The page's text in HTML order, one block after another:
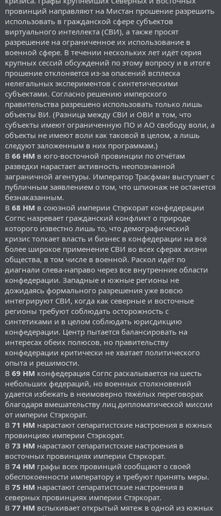
провинций направляют на Мистан прошение разрешить
использовать в гражданской сфере субъектов
виртуального интеллекта (СВИ), а также просят
разрешение на ограниченное их использование в
военной сфере. В течении нескольких лет идёт серия
крупных сессий обсуждений по этому вопросу и в итоге
прошение отклоняется из-за опасений всплеска
нелегальных экспериментов с синтетическими
субъектами. Согласно решению имперского
правительства разрешено использовать только лишь
объекты ВИ. (Разница между СВИ и ОВИ в том, что
субъекты имеют ограниченную ПО и АО свободу воли, а
объекты не имеют воли как таковой в целом, а лишь
следуют заложенным в них программам.)
В 66 НМ в юго-восточной провинции по отчётам
разведки нарастает активность неопознанной
заграничной агентуры. Император Трасфман выступает с
публичным заявлением о том, что шпионаж не останется
безнаказанным.
В 68 НМ в союзной империи Стэркорат конфедерации
Согпс назревает гражданский конфликт о природе
которого известно лишь то, что демографический
кризис толкает власть и бизнес в конфедерации на всё
более широкое применение СВИ во всех сферах жизни
общества, в том числе в военной. Раскол идёт по
диагнали слева-направо через все внутренние области
конфедерации. Западные и южные регионы не
дожидаясь формального разрешения уже вовсю
интегрируют СВИ, когда как северные и восточные
регионы требуют соблюдать осторожность с
синтетиками и в целом соблюдать юрисдикцию
конфедерации. Центр пытается балансировать на
интересах обеих полюсов, но правительству
конфедерации критически не хватает политического
опыта и решимости.
В 69 НМ конфедерация Согпс раскалывается на шесть
небольших федераций, но военных столкновений
удается избежать в неимоверно тяжёлых переговорах
благодаря вмешательству лиц дипломатической миссии
от империи Стэркорат.
В 71 НМ нарастают сепаратистские настроения в южных
провинциях империи Стэркорат.
В 73 НМ нарастают сепаратистские настроения в
восточных провинциях империи Стэркорат.
В 74 НМ графы всех провинций сообщают о своей
обеспокоенности императору и требуют принять меры.
В 75 НМ нарастают сепаратистские настроения в
северных провинциях империи Стэркорат.
В 77 НМ вспыхивает открытый мятеж в одной из южных